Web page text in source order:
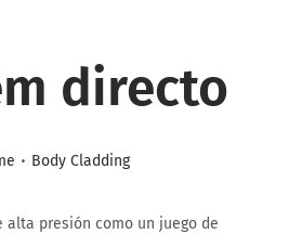
directo
. Posted in
Body Cladding
alta presión como un juego de